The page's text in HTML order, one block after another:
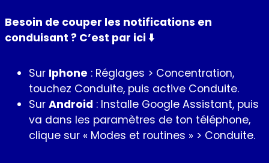
Besoin de couper les notifications en
conduisant ? C’est par ici ⬇️
Sur Iphone : Réglages > Concentration,
touchez Conduite, puis active Conduite.
Sur Android : Installe Google Assistant, puis
va dans les paramètres de ton téléphone,
clique sur « Modes et routines » > Conduite.